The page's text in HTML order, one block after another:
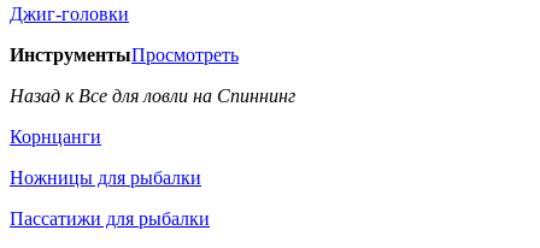
Джиг-головки
ИнструментыПросмотреть
Назад к Все для ловли на Спиннинг
Корнцанги
Ножницы для рыбалки
Пассатижи для рыбалки